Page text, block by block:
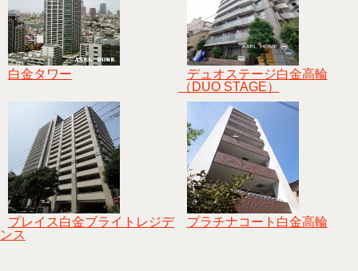
白金タワー
デュオステージ白金高輪
（DUO STAGE）
プレイス白金ブライトレジデ
ンス
プラチナコート白金高輪